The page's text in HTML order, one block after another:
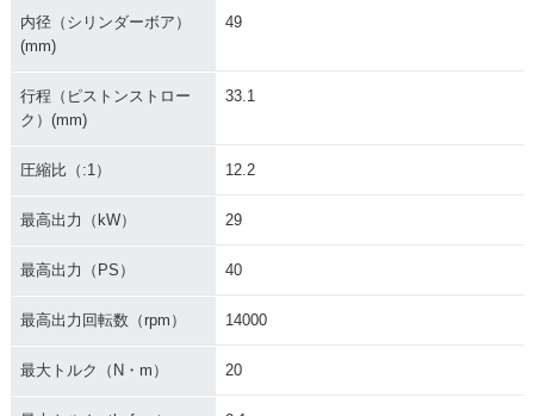
内径（シリンダーボア）
(mm)
49
行程（ピストンストロー
ク）(mm)
33.1
圧縮比（:1） 12.2
最高出力（kW） 29
最高出力（PS） 40
最高出力回転数（rpm） 14000
最大トルク（N・m） 20